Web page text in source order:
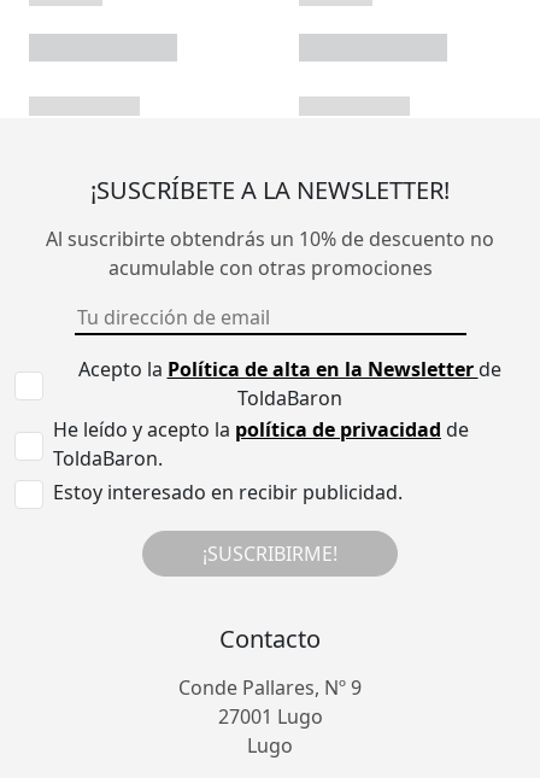
¡SUSCRÍBETE A LA NEWSLETTER!
Al suscribirte obtendrás un 10% de descuento no
acumulable con otras promociones
Acepto la Política de alta en la Newsletterde
ToldaBaron
He leído y acepto la política de privacidad de
ToldaBaron.
Estoy interesado en recibir publicidad.
¡SUSCRIBIRME!
Contacto
Conde Pallares, Nº 9
27001 Lugo
Lugo